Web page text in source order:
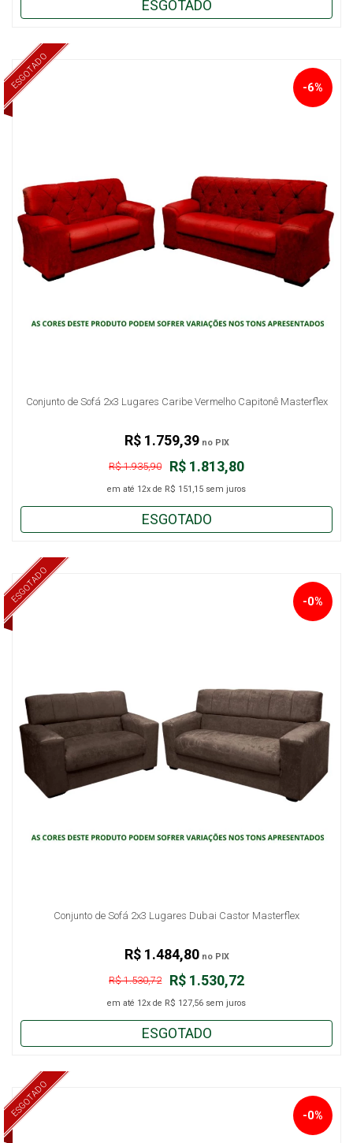
ESGOTADO
ESGOTADO
Conjunto de Sofá 2x3 Lugares Caribe Vermelho Capitonê Masterflex
-6%
R$ 1.813,80
R$ 1.935,90
em até 12x de R$ 151,15 sem juros
R$ 1.759,39no PIX
ESGOTADO
ESGOTADO
Conjunto de Sofá 2x3 Lugares Dubai Castor Masterflex
-0%
R$ 1.530,72
R$ 1.530,72
em até 12x de R$ 127,56 sem juros
R$ 1.484,80no PIX
ESGOTADO
ESGOTADO -0%